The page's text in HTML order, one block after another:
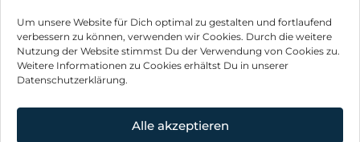
Um unsere Website für Dich optimal zu gestalten und fortlaufend
verbessern zu können, verwenden wir Cookies. Durch die weitere
Nutzung der Website stimmst Du der Verwendung von Cookies zu.
Weitere Informationen zu Cookies erhältst Du in unserer
Datenschutzerklärung.
Alle akzeptieren